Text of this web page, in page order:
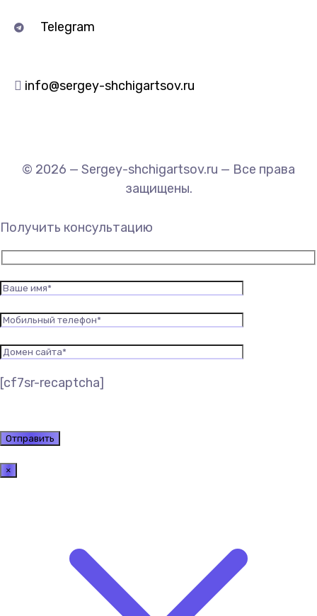
Telegram
info@sergey-shchigartsov.ru
© 2026 — Sergey-shchigartsov.ru — Все права
защищены.
Получить консультацию
[cf7sr-recaptcha]
×